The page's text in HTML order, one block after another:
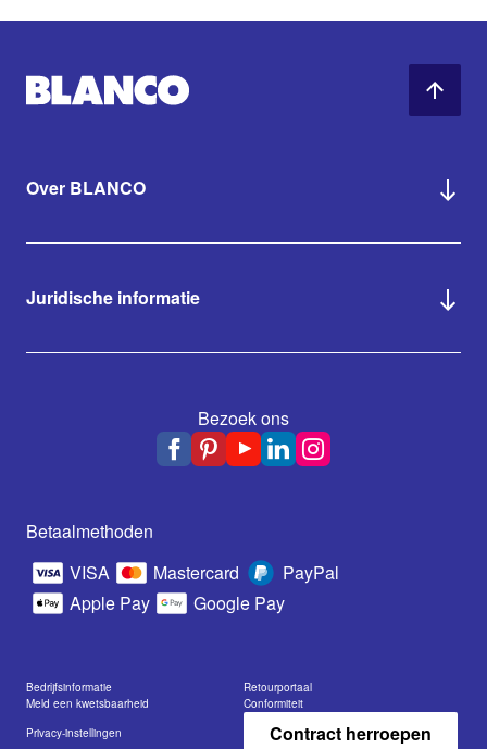
Over BLANCO
Juridische informatie
Bezoek ons
Betaalmethoden
VISA
Mastercard
PayPal
Apple Pay
Google Pay
Bedrijfsinformatie
Retourportaal
Meld een kwetsbaarheid
Conformiteit
Privacy-instellingen
Contract herroepen